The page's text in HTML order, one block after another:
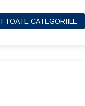
TOATE CATEGORIILE